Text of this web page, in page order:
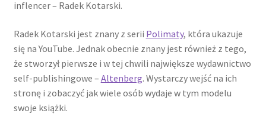
inflencer – Radek Kotarski.
Radek Kotarski jest znany z serii Polimaty, która ukazuje
się na YouTube. Jednak obecnie znany jest również z tego,
że stworzył pierwsze i w tej chwili największe wydawnictwo
self-publishingowe – Altenberg. Wystarczy wejść na ich
stronę i zobaczyć jak wiele osób wydaje w tym modelu
swoje książki.